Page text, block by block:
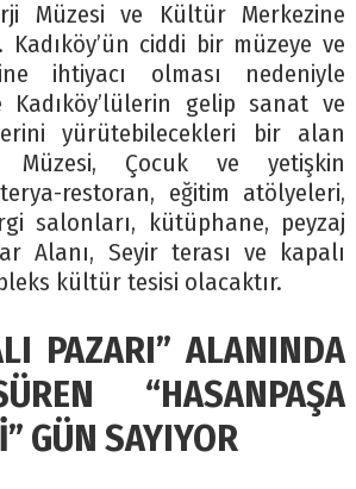
Müzesi ve Kültür Merkezine
ciddi bir müzeye ve
ihtiyacı olması nedeniyle
Kadıköy’lülerin gelip sanat ve
yürütebilecekleri bir alan
Müzesi, Çocuk ve yetişkin
restoran, eğitim atölyeleri,
salonları, kütüphane, peyzaj
Alanı, Seyir terası ve kapalı
kültür tesisi olacaktır.
PAZARI” ALANINDA
“HASANPAŞA
GÜN SAYIYOR